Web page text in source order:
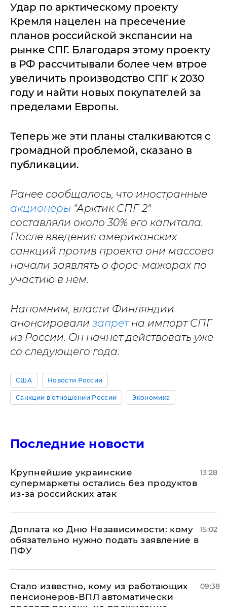
Удар по арктическому проекту
Кремля нацелен на пресечение
планов российской экспансии на
рынке СПГ. Благодаря этому проекту
в РФ рассчитывали более чем втрое
увеличить производство СПГ к 2030
году и найти новых покупателей за
пределами Европы.
Теперь же эти планы сталкиваются с
громадной проблемой, сказано в
публикации.
Ранее сообщалось, что иностранные
акционеры "Арктик СПГ-2"
составляли около 30% его капитала.
После введения американских
санкций против проекта они массово
начали заявлять о форс-мажорах по
участию в нем.
Напомним, власти Финляндии
анонсировали запретна импорт СПГ
из России. Он начнет действовать уже
со следующего года.
США Новости России
Санкции в отношении России Экономика
Последние новости
Крупнейшие украинские
супермаркеты остались без продуктов
из-за российских атак
13:28
Доплата ко Дню Независимости: кому
обязательно нужно подать заявление в
ПФУ
15:02
Стало известно, кому из работающих
пенсионеров-ВПЛ автоматически
09:38